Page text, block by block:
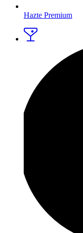
Hazte Premium